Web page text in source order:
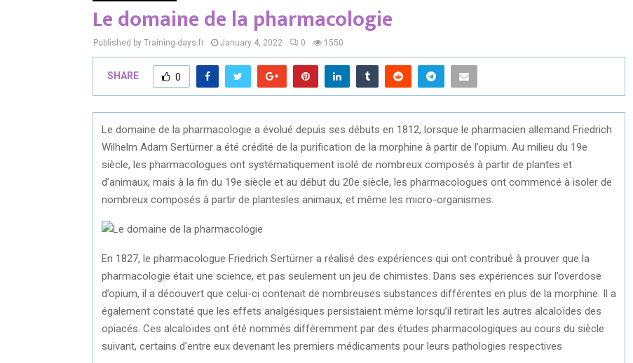
Le domaine de la pharmacologie
Published by Training-days.fr January 4, 2022 0 1550
SHARE 0
Le domaine de la pharmacologie a évolué depuis ses débuts en 1812, lorsque le pharmacien allemand Friedrich
Wilhelm Adam Sertürner a été crédité de la purification de la morphine à partir de l’opium. Au milieu du 19e
siècle, les pharmacologues ont systématiquement isolé de nombreux composés à partir de plantes et
d’animaux, mais à la fin du 19e siècle et au début du 20e siècle, les pharmacologues ont commencé à isoler de
nombreux composés à partir de plantesles animaux, et même les micro-organismes.
En 1827, le pharmacologue Friedrich Sertürner a réalisé des expériences qui ont contribué à prouver que la
pharmacologie était une science, et pas seulement un jeu de chimistes. Dans ses expériences sur l’overdose
d’opium, il a découvert que celui-ci contenait de nombreuses substances différentes en plus de la morphine. Il a
également constaté que les effets analgésiques persistaient même lorsqu’il retirait les autres alcaloïdes des
opiacés. Ces alcaloïdes ont été nommés différemment par des études pharmacologiques au cours du siècle
suivant, certains d’entre eux devenant les premiers médicaments pour leurs pathologies respectives